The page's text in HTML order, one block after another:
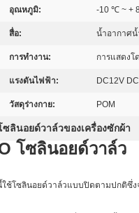
อุณหภูมิ: -10 ℃ ~ +
สื่อ: น้ำอากาศ
การทำงาน: การแสดงโ
แรงดันไฟฟ้า: DC12V
วัสดุร่างกาย: POM
ซลินอยด์วาล์วของเครื่องซักผ้า
โซลินอยด์วาล์ว
โซลินอยด์วาล์วแบบปิดตามปกติซึ่งจ